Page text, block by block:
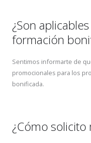
¿Son
formación
Sentimos informarte de
promocionales para los
bonificada.
¿Cómo